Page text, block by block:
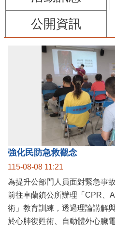
公開資訊
強化民防急救觀念
115-08-08 11:21
為提升公部門人員面對緊急事
前往卓蘭鎮公所辦理「CPR、
術」教育訓練，透過理論講解